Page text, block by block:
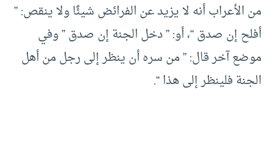
من الأعراب أنه لا يزيد عن الفرائض شيئًا ولا ينقص: ”
أفلح إن صدق “، أو: ” دخل الجنة إن صدق ” وفي
موضع آخر قال: ” من سره أن ينظر إلى رجل من أهل
الجنة فلينظر إلى هذا “.